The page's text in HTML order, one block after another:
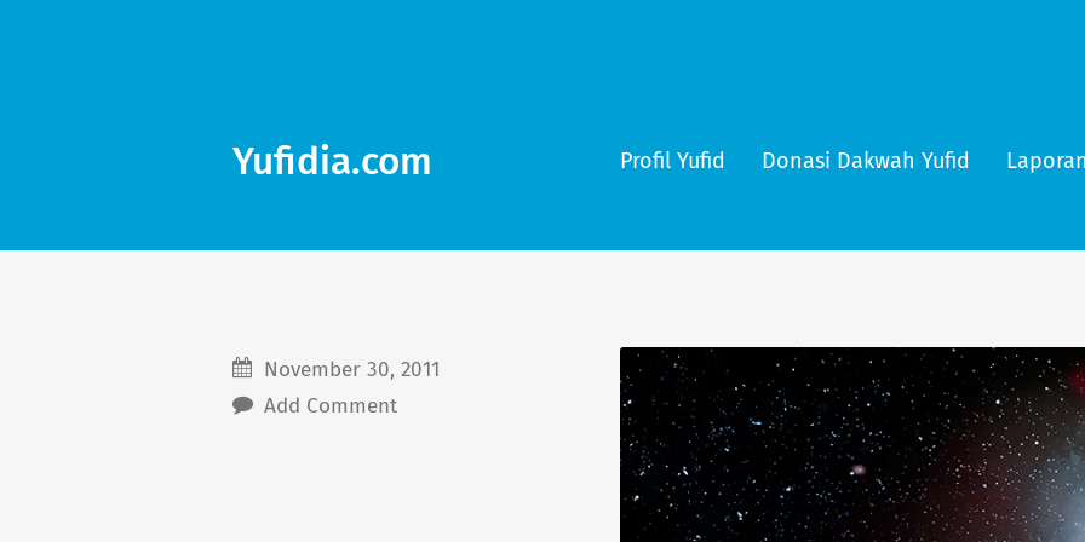
Yufidia.com Profil Yufid Donasi Dakwah Yufid
November 30, 2011
Add Comment